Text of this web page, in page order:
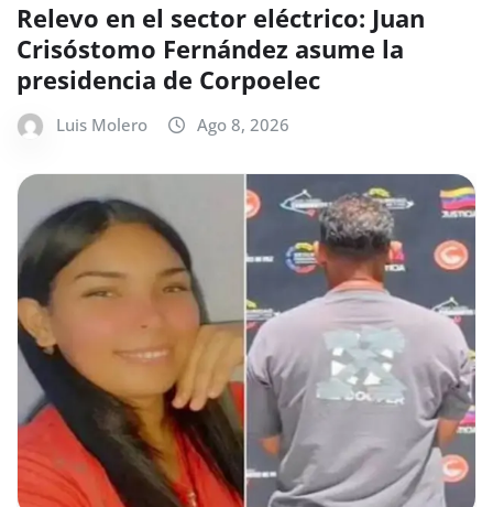
Relevo en el sector eléctrico: Juan
Crisóstomo Fernández asume la
presidencia de Corpoelec
Luis Molero Ago 8, 2026